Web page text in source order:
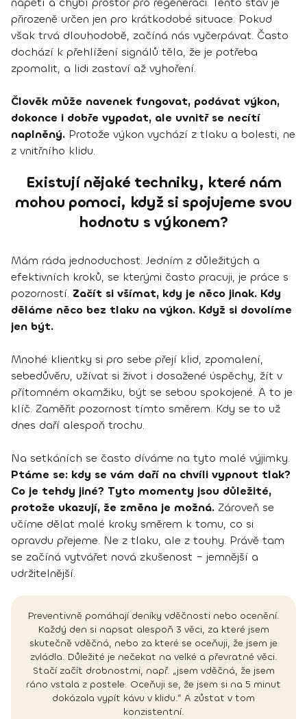
přirozeně určen jen pro krátkodobé situace. Pokud
však trvá dlouhodobě, začíná nás vyčerpávat. Často
dochází k přehlížení signálů těla, že je potřeba
zpomalit, a lidi zastaví až vyhoření.
Člověk může navenek fungovat, podávat výkon,
dokonce i dobře vypadat, ale uvnitř se necítí
naplněný. Protože výkon vychází z tlaku a bolesti, ne
z vnitřního klidu.
Existují nějaké techniky, které nám
mohou pomoci, když si spojujeme svou
hodnotu s výkonem?
Mám ráda jednoduchost. Jedním z důležitých a
efektivních kroků, se kterými často pracuji, je práce s
pozorností. Začít si všímat, kdy je něco jinak. Kdy
děláme něco bez tlaku na výkon. Když si dovolíme
jen být.
Mnohé klientky si pro sebe přejí klid, zpomalení,
sebedůvěru, užívat si život i dosažené úspěchy, žít v
přítomném okamžiku, být se sebou spokojené. A to je
klíč. Zaměřit pozornost tímto směrem. Kdy se to už
dnes daří alespoň trochu.
Na setkáních se často díváme na tyto malé výjimky.
Ptáme se: kdy se vám daří na chvíli vypnout tlak?
Co je tehdy jiné? Tyto momenty jsou důležité,
protože ukazují, že změna je možná. Zároveň se
učíme dělat malé kroky směrem k tomu, co si
opravdu přejeme. Ne z tlaku, ale z touhy. Právě tam
se začíná vytvářet nová zkušenost – jemnější a
udržitelnější.
Preventivně pomáhají deníky vděčnosti nebo ocenění.
Každý den si napsat alespoň 3 věci, za které jsem
skutečně vděčná, nebo za které se oceňuji, že jsem je
zvládla. Důležité je nečekat na velké a převratné věci.
Stačí začít drobnostmi, např. „jsem vděčná, že jsem
ráno vstala z postele. Oceňuji se, že jsem si na 5 minut
dokázala vypít kávu v klidu.“ A zůstat v tom
konzistentní.